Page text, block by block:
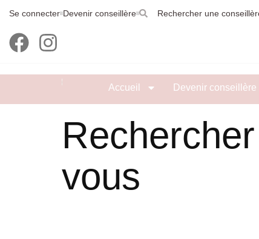
Se connecter Devenir conseillère Rechercher une
Accueil Devenir conseillère
vous